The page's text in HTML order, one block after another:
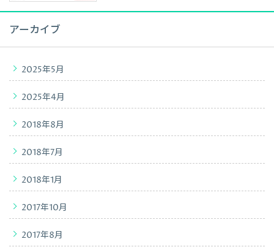
アーカイブ
2025年5月
2025年4月
2018年8月
2018年7月
2018年1月
2017年10月
2017年8月